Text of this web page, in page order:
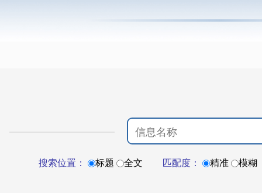
搜索位置： 标题 全文 匹配度： 精准 模糊